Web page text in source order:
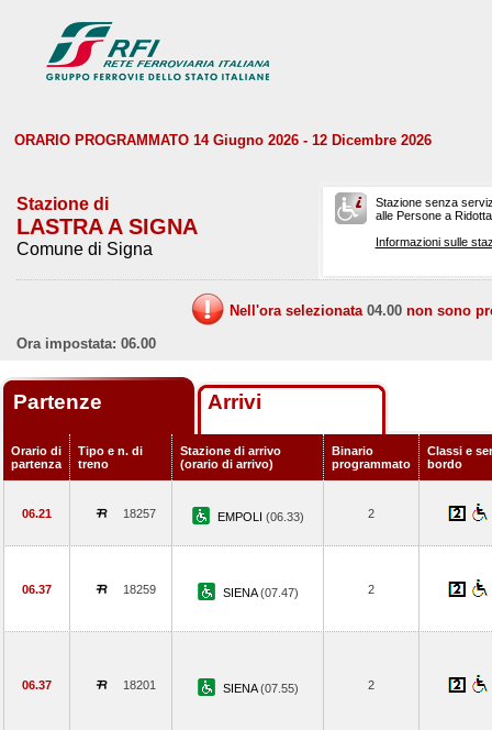
ORARIO PROGRAMMATO 14 Giugno 2026 - 12 Dicembre 2026
Stazione di
LASTRA A SIGNA
Comune di Signa
Stazione senza
alle Persone a
Informazioni sulle
Nell'ora selezionata 04.00 non sono
Ora impostata: 06.00
Partenze Arrivi
Orario di
partenza
Tipo e n. di
treno
Stazione di arrivo
(orario di arrivo)
Binario
programmato
Classi e
bordo
06.21 18257 EMPOLI (06.33) 2
06.37 18259 SIENA(07.47) 2
06.37 18201 SIENA(07.55) 2